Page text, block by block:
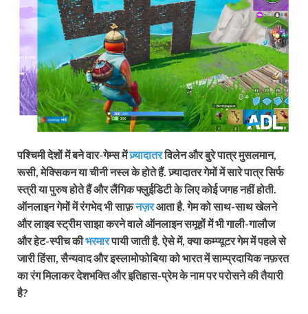
पश्चिमी देशों में बने वार-गेम्स मेंज़्यादातरविलेन और बुरे पात्र मुसलमान,
रूसी, मेक्सिकन या चीनी नस्ल के होते हैं. ज़्यादातर गेमों में सारे पात्र सिर्फ
स्त्री या पुरुष होते हैं और लैंगिक फ्लुईडिटी के लिए कोई जगह नहीं होती.
ऑनलाइन गेमों में रंगभेद भी साफ़नज़रआता है. गेम को साथ-साथ खेलने
और लाइव स्ट्रीम साझा करने वाले ऑनलाइन समूहों में भी गाली-गालौज
और हेट-स्पीच कीभरमारपायी जाती है. ऐसे में, क्या कम्प्यूटर गेम में पहले से
जारी हिंसा, सैन्यवाद और इस्लामोफोबिया को भारत में साम्प्रदायिक नफ़रत
का रंग मिलाकर देशभक्ति और इतिहास-प्रेम के नाम पर परोसने की तैयारी
है?